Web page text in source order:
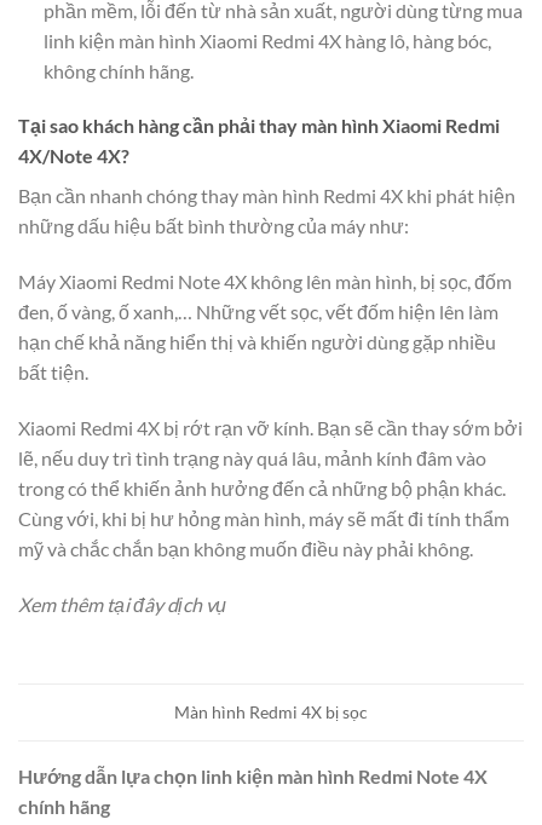
phần mềm, lỗi đến từ nhà sản xuất, người dùng từng mua
linh kiện màn hình Xiaomi Redmi 4X hàng lô, hàng bóc,
không chính hãng.
Tại sao khách hàng cần phải thay màn hình Xiaomi Redmi
4X/Note 4X?
Bạn cần nhanh chóng thay màn hình Redmi 4X khi phát hiện
những dấu hiệu bất bình thường của máy như:
Máy Xiaomi Redmi Note 4X không lên màn hình, bị sọc, đốm
đen, ố vàng, ố xanh,… Những vết sọc, vết đốm hiện lên làm
hạn chế khả năng hiển thị và khiến người dùng gặp nhiều
bất tiện.
Xiaomi Redmi 4X bị rớt rạn vỡ kính. Bạn sẽ cần thay sớm bởi
lẽ, nếu duy trì tình trạng này quá lâu, mảnh kính đâm vào
trong có thể khiến ảnh hưởng đến cả những bộ phận khác.
Cùng với, khi bị hư hỏng màn hình, máy sẽ mất đi tính thẩm
mỹ và chắc chắn bạn không muốn điều này phải không.
Xem thêm tại đây dịch vụ
Màn hình Redmi 4X bị sọc
Hướng dẫn lựa chọn linh kiện màn hình Redmi Note 4X
chính hãng